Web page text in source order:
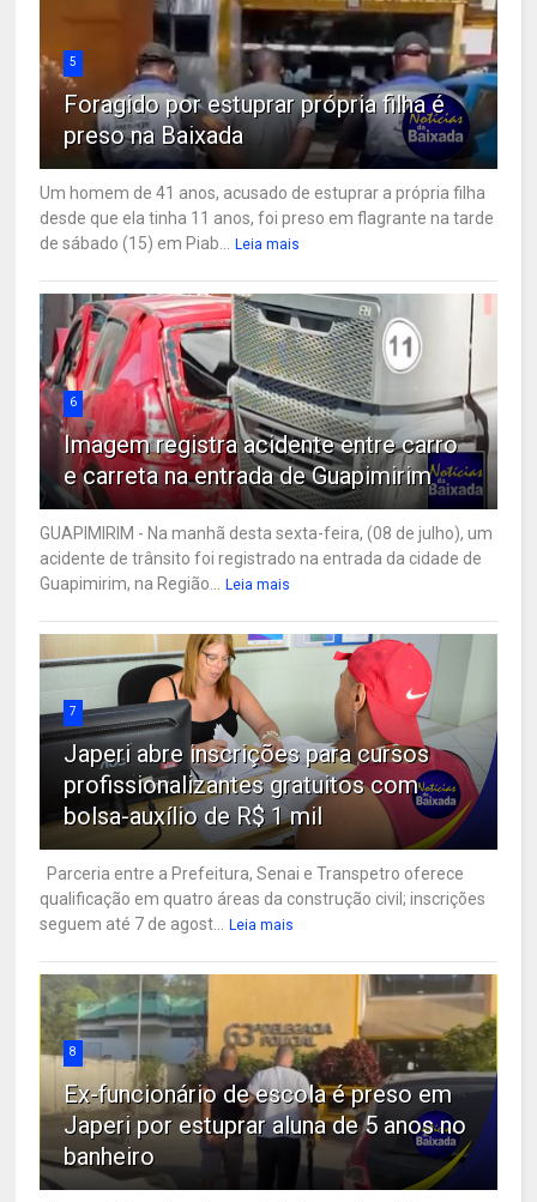
5
Foragido por estuprar própria filha é
preso na Baixada
Um homem de 41 anos, acusado de estuprar a própria filha
desde que ela tinha 11 anos, foi preso em flagrante na tarde
de sábado (15) em Piab...
Leia mais
6
Imagem registra acidente entre carro
e carreta na entrada de Guapimirim
GUAPIMIRIM - Na manhã desta sexta-feira, (08 de julho), um
acidente de trânsito foi registrado na entrada da cidade de
Guapimirim, na Região...
Leia mais
7
Japeri abre inscrições para cursos
profissionalizantes gratuitos com
bolsa-auxílio de R$ 1 mil
Parceria entre a Prefeitura, Senai e Transpetro oferece
qualificação em quatro áreas da construção civil; inscrições
seguem até 7 de agost...
Leia mais
8
Ex-funcionário de escola é preso em
Japeri por estuprar aluna de 5 anos no
banheiro